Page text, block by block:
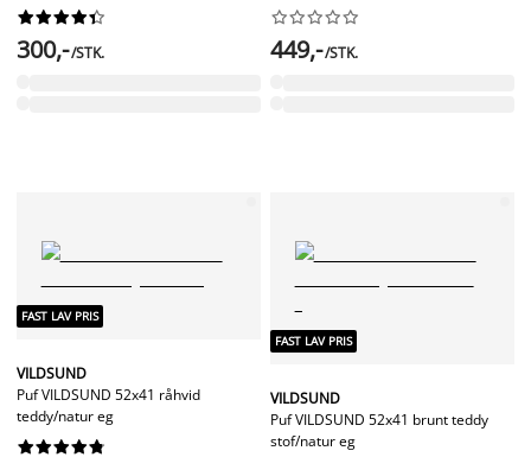






300,-/STK.






449,-/STK.
FAST LAV PRIS
VILDSUND
Puf VILDSUND 52x41 råhvid
teddy/natur eg






FAST LAV PRIS
VILDSUND
Puf VILDSUND 52x41 brunt teddy
stof/natur eg